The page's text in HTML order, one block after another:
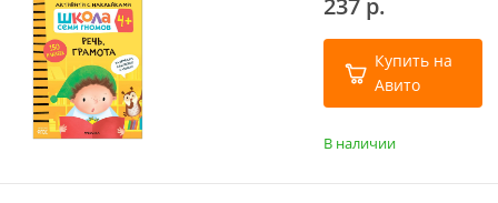
237 р.
Купить на
Авито
В наличии